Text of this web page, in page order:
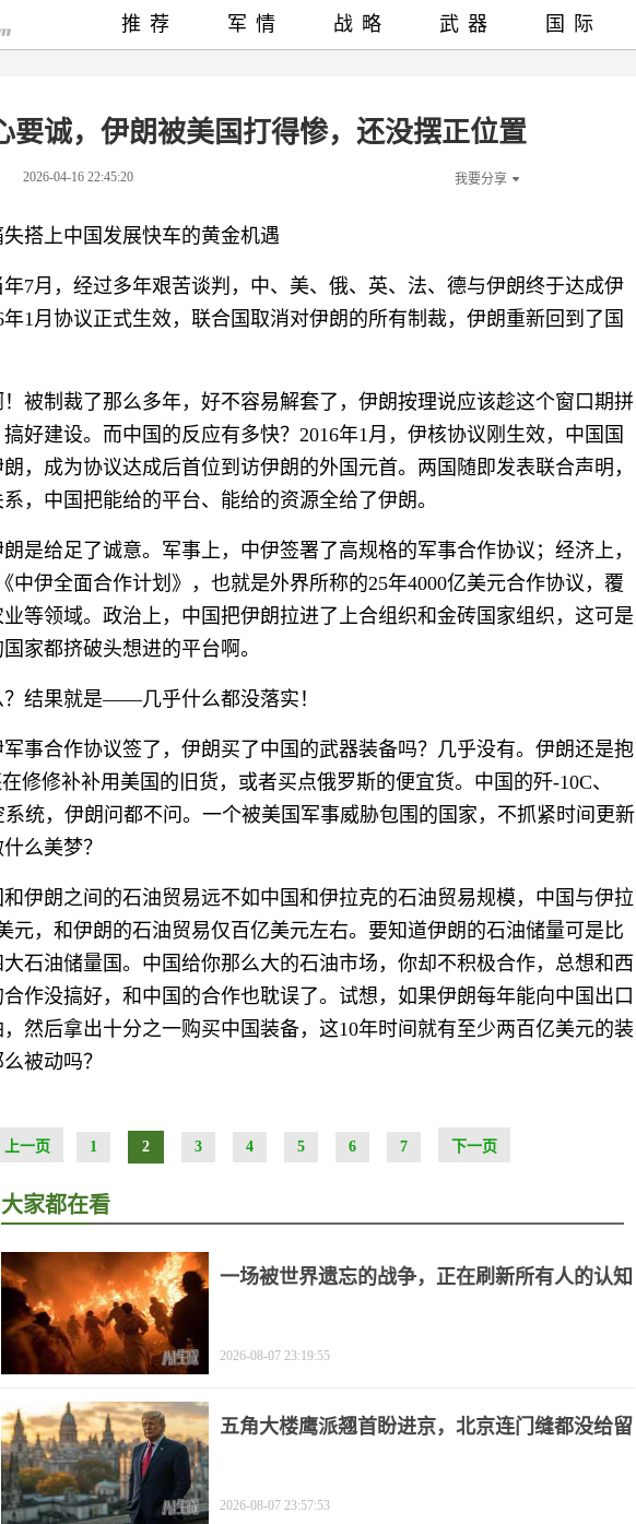
要诚，伊朗被美国打得惨，还没摆正位置
2026-04-16 22:45:20 我要分享
搭上中国发展快车的黄金机遇
年7月，经过多年艰苦谈判，中、美、俄、英、法、德与伊朗终于达成伊
1月协议正式生效，联合国取消对伊朗的所有制裁，伊朗重新回到了国
被制裁了那么多年，好不容易解套了，伊朗按理说应该趁这个窗口期拼
好建设。而中国的反应有多快？2016年1月，伊核协议刚生效，中国国
，成为协议达成后首位到访伊朗的外国元首。两国随即发表联合声明，
，中国把能给的平台、能给的资源全给了伊朗。
是给足了诚意。军事上，中伊签署了高规格的军事合作协议；经济上，
中伊全面合作计划》，也就是外界所称的25年4000亿美元合作协议，覆
等领域。政治上，中国把伊朗拉进了上合组织和金砖国家组织，这可是
家都挤破头想进的平台啊。
结果就是——几乎什么都没落实！
事合作协议签了，伊朗买了中国的武器装备吗？几乎没有。伊朗还是抱
修修补补用美国的旧货，或者买点俄罗斯的便宜货。中国的歼-10C、
统，伊朗问都不问。一个被美国军事威胁包围的国家，不抓紧时间更新
么美梦？
伊朗之间的石油贸易远不如中国和伊拉克的石油贸易规模，中国与伊拉
元，和伊朗的石油贸易仅百亿美元左右。要知道伊朗的石油储量可是比
石油储量国。中国给你那么大的石油市场，你却不积极合作，总想和西
作没搞好，和中国的合作也耽误了。试想，如果伊朗每年能向中国出口
然后拿出十分之一购买中国装备，这10年时间就有至少两百亿美元的装
被动吗？
上一页 1 2 3 4 5 6 7 下一页
推荐 军情 战略 武器 国际
大家都在看
一场被世界遗忘的战争，正在刷新所有人的认知
2026-08-07 23:19:55
五角大楼鹰派翘首盼进京，北京连门缝都没给留
2026-08-07 23:57:53